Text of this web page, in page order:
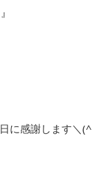
に感謝します＼(^